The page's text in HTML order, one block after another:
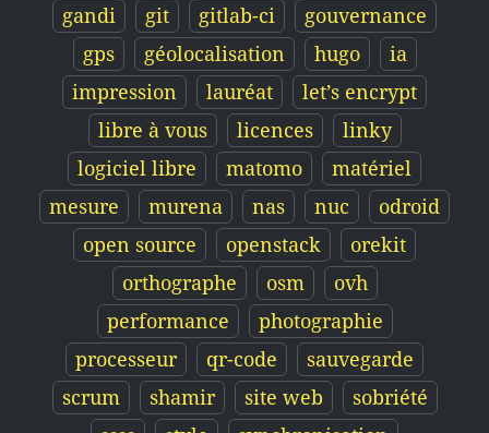
gandi
git gitlab-ci
gouvernance
gps
géolocalisation hugo
ia
impression
lauréat
let’s encrypt
libre à vous
licences
linky
logiciel libre
matomo
matériel
mesure
murena nas nuc
odroid
open source
openstack
orekit
orthographe
osm
ovh
performance
photographie
processeur
qr-code
sauvegarde
scrum
shamir site web
sobriété